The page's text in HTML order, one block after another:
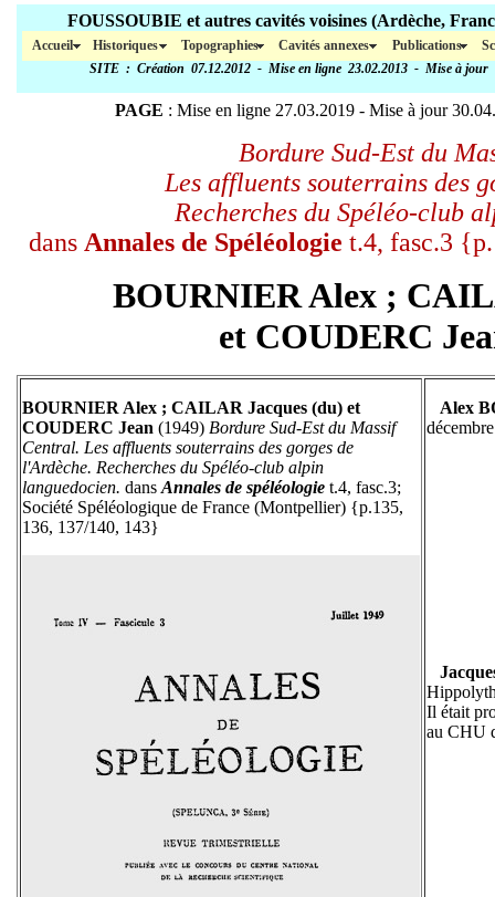
FOUSSOUBIE et autres cavités voisines
Accueil Historiques Topographies Cavités annexes Publications
SITE : Création 07.12.2012 - Mise en ligne 23.02.2013 - Mise à jour
PAGE : Mise en ligne 27.03.2019 - Mise à jour
Bordure Sud-Est du
Les affluents souterrains des
Recherches du Spéléo-club
dans Annales de Spéléologie t.4, fasc.3
BOURNIER Alex ;
et COUDERC
BOURNIER Alex ; CAILAR Jacques (du) et
COUDERC Jean (1949) Bordure Sud-Est du Massif
Central. Les affluents souterrains des gorges de
l'Ardèche. Recherches du Spéléo-club alpin
languedocien. dans Annales de spéléologie t.4, fasc.3;
Société Spéléologique de France (Montpellier) {p.135,
136, 137/140, 143}
Alex
Il était
au CHU